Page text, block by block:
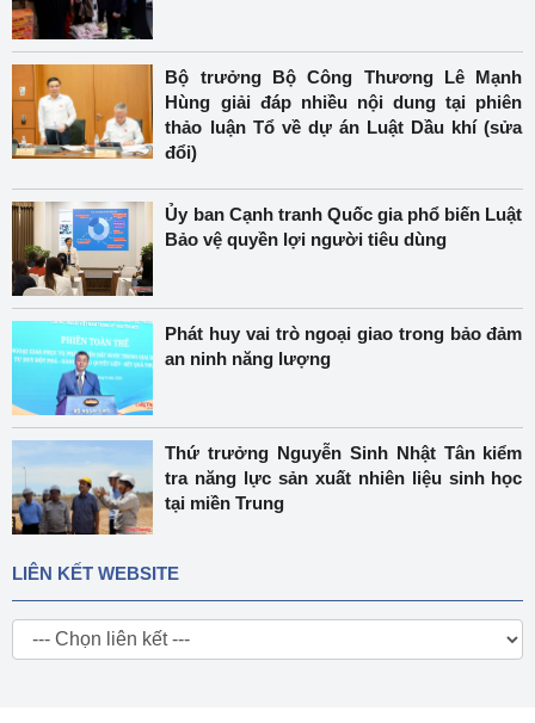
Bộ trưởng Bộ Công Thương Lê Mạnh
Hùng giải đáp nhiều nội dung tại phiên
thảo luận Tổ về dự án Luật Dầu khí (sửa
đổi)
Ủy ban Cạnh tranh Quốc gia phổ biến Luật
Bảo vệ quyền lợi người tiêu dùng
Phát huy vai trò ngoại giao trong bảo đảm
an ninh năng lượng
Thứ trưởng Nguyễn Sinh Nhật Tân kiểm
tra năng lực sản xuất nhiên liệu sinh học
tại miền Trung
LIÊN KẾT WEBSITE